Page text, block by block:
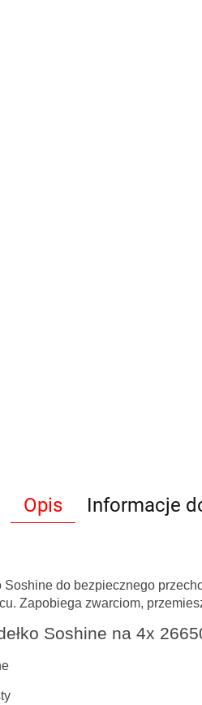
Opis Informacje
Soshine do bezpiecznego
Zapobiega zwarciom,
Soshine na 4x